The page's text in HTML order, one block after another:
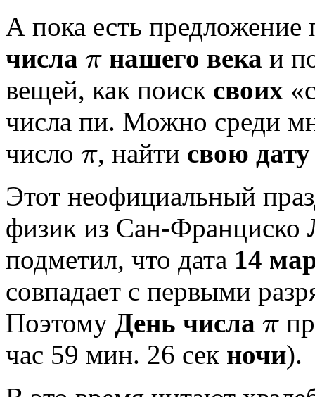
А пока есть предложение
числа π
π нашего века и
вещей, как поиск своих
числа пи. Можно среди
число π
π , найти свою
Этот неофициальный
физик из Сан-Франциско
подметил, что дата 14
совпадает с первыми
Поэтому День числа π
π
час 59 мин. 26 сек ночи).